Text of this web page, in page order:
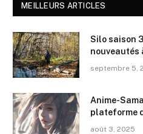
MEILLEURS ARTICLES
Silo saison
nouveautés
septembre 5,
Anime-
plateforme
août 3, 2025